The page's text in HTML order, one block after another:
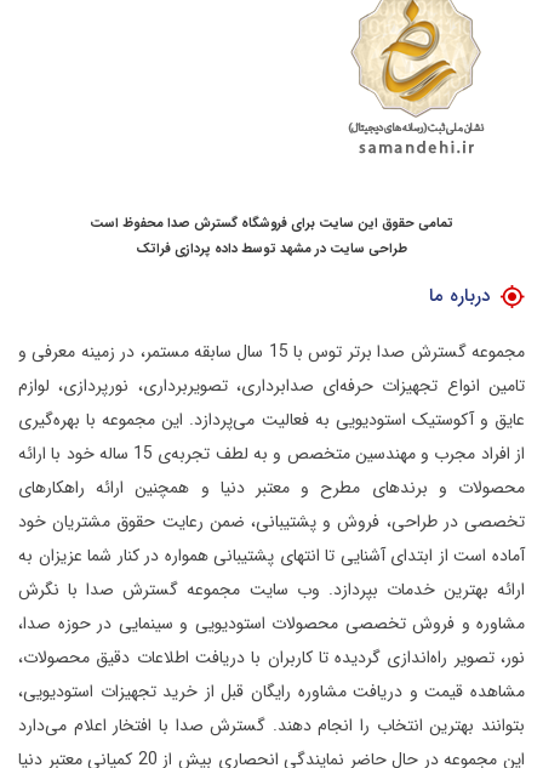
تمامی حقوق این سایت برای فروشگاه گسترش صدا محفوظ است
طراحی سایت در مشهد توسطداده پردازی فراتک
درباره ما
مجموعه گسترش صدا برتر توس با 15 سال سابقه مستمر، در زمینه معرفی و
تامین انواع تجهیزات حرفه‌ای صدابرداری، تصویربرداری، نورپردازی، لوازم
عایق و آکوستیک استودیویی به فعالیت می‌پردازد. این مجموعه با بهره‌گیری
از افراد مجرب و مهندسین متخصص و به لطف تجربه‌ی 15 ساله خود با ارائه
محصولات و برندهای مطرح و معتبر دنیا و همچنین ارائه راهکارهای
تخصصی در طراحی، فروش و پشتیبانی، ضمن رعایت حقوق مشتریان خود
آماده است از ابتدای آشنایی تا انتهای پشتیبانی همواره در کنار شما عزیزان به
ارائه بهترین خدمات بپردازد. وب سایت مجموعه گسترش صدا با نگرش
مشاوره و فروش تخصصی محصولات استودیویی و سینمایی در حوزه صدا،
نور، تصویر راه‌اندازی گردیده تا کاربران با دریافت اطلاعات دقیق محصولات،
مشاهده قیمت و دریافت مشاوره رایگان قبل از خرید تجهیزات استودیویی،
بتوانند بهترین انتخاب را انجام دهند. گسترش صدا با افتخار اعلام می‌دارد
این مجموعه در حال حاضر نمایندگی انحصاری بیش از 20 کمپانی معتبر دنیا